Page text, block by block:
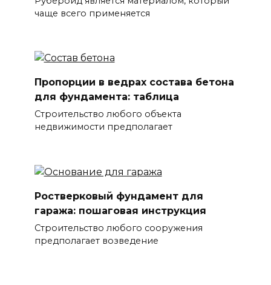
чаще всего применяется
Пропорции в ведрах состава бетона
для фундамента: таблица
Строительство любого объекта
недвижимости предполагает
Ростверковый фундамент для
гаража: пошаговая инструкция
Строительство любого сооружения
предполагает возведение